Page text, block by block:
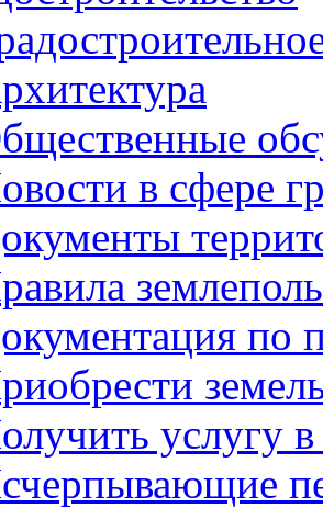
в сфере
по
услугу в